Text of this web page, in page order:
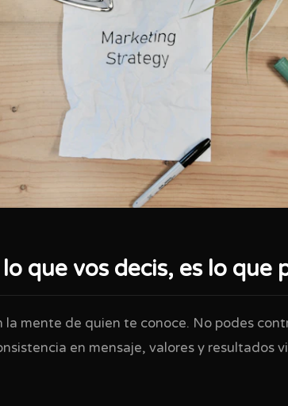
que vos decis, es lo que
la mente de quien te conoce. No podes
en mensaje, valores y resultados